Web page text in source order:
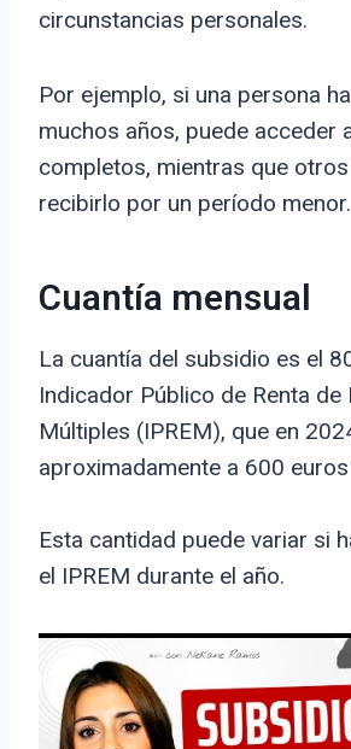
circunstancias personales.
Por ejemplo, si una persona
muchos años, puede acceder
completos, mientras que
recibirlo por un período menor.
Cuantía mensual
La cuantía del subsidio es el
Indicador Público de Renta de
Múltiples (IPREM), que en
aproximadamente a 600
Esta cantidad puede variar si
el IPREM durante el año.